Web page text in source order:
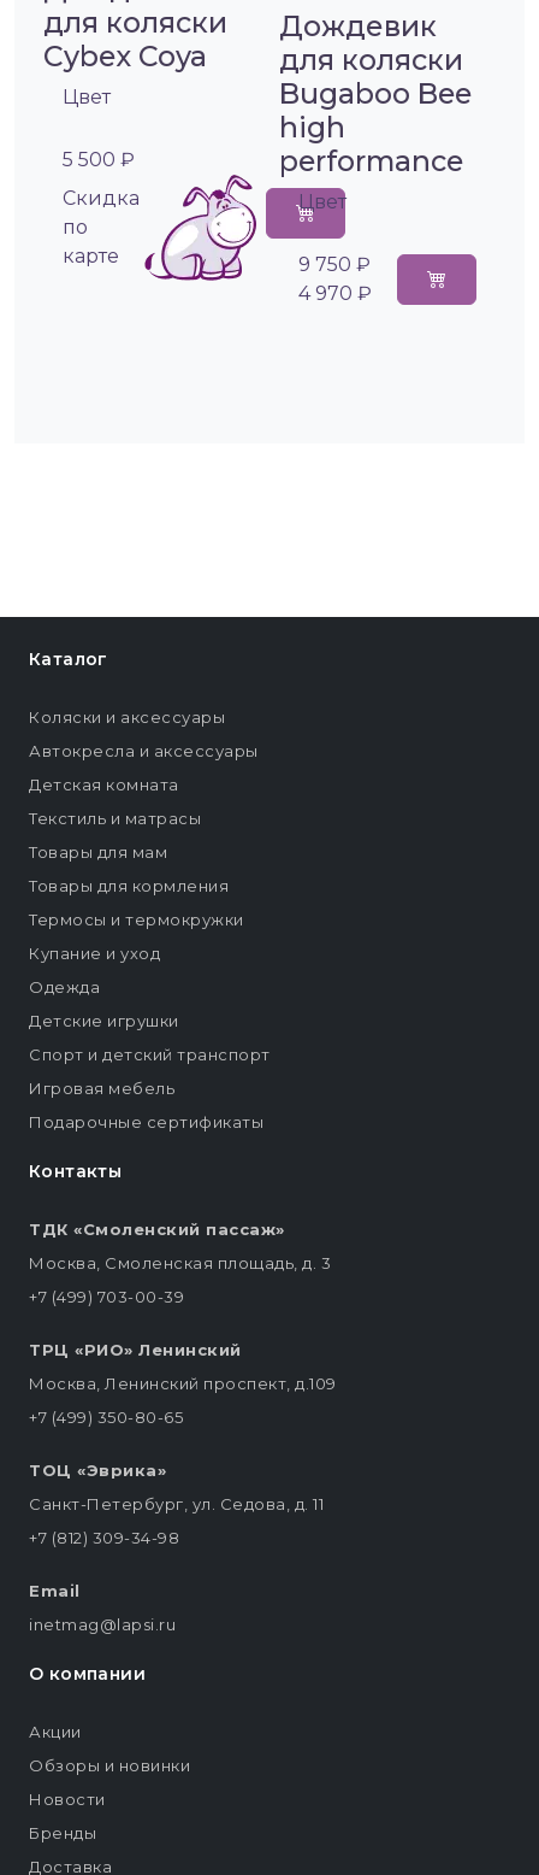
для коляски
Cybex Coya
Цвет
5 500 ₽
Cкидка
по
карте
Дождевик
для коляски
Bugaboo Bee
high
performance
Цвет
9 750 ₽
4 970 ₽
Контакты
ТДК «Смоленский пассаж»
Москва, Смоленская площадь, д. 3
+7 (499) 703-00-39
ТРЦ «РИО» Ленинский
Москва, Ленинский проспект, д.109
+7 (499) 350-80-65
ТОЦ «Эврика»
Санкт-Петербург, ул. Седова, д. 11
+7 (812) 309-34-98
Email
inetmag@lapsi.ru
Каталог
Коляски и аксессуары
Автокресла и аксессуары
Детская комната
Текстиль и матрасы
Товары для мам
Товары для кормления
Термосы и термокружки
Купание и уход
Одежда
Детские игрушки
Спорт и детский транспорт
Игровая мебель
Подарочные сертификаты
О компании
Акции
Обзоры и новинки
Новости
Бренды
Доставка